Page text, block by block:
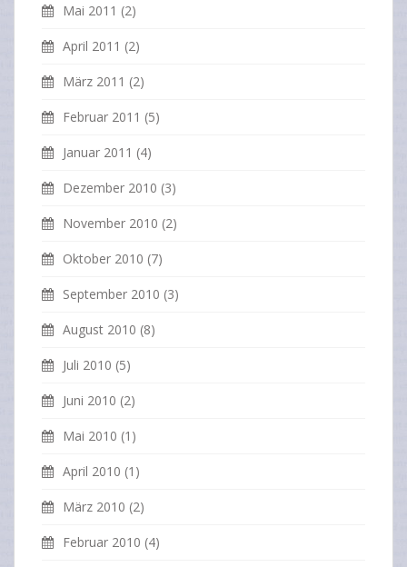
Mai 2011 (2)
April 2011 (2)
März 2011 (2)
Februar 2011 (5)
Januar 2011 (4)
Dezember 2010 (3)
November 2010 (2)
Oktober 2010 (7)
September 2010 (3)
August 2010 (8)
Juli 2010 (5)
Juni 2010 (2)
Mai 2010 (1)
April 2010 (1)
März 2010 (2)
Februar 2010 (4)